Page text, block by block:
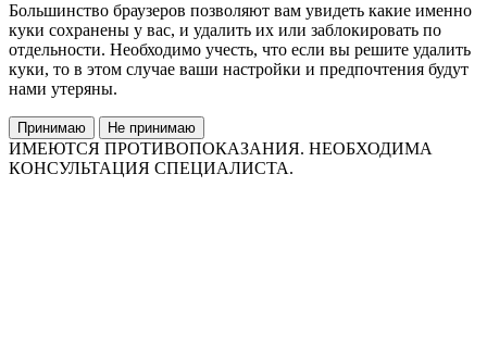
Большинство браузеров позволяют вам увидеть какие именно
куки сохранены у вас, и удалить их или заблокировать по
отдельности. Необходимо учесть, что если вы решите удалить
куки, то в этом случае ваши настройки и предпочтения будут
нами утеряны.
Принимаю Не принимаю
ИМЕЮТСЯ ПРОТИВОПОКАЗАНИЯ. НЕОБХОДИМА
КОНСУЛЬТАЦИЯ СПЕЦИАЛИСТА.